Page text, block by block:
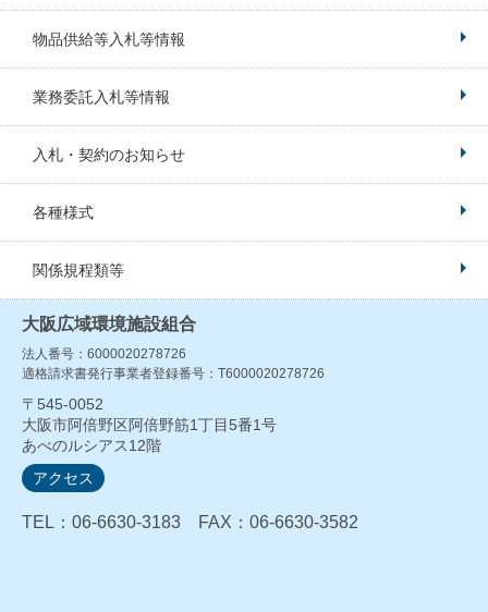
物品供給等入札等情報
業務委託入札等情報
入札・契約のお知らせ
各種様式
関係規程類等
大阪広域環境施設組合
法人番号：6000020278726
適格請求書発行事業者登録番号：T6000020278726
〒545-0052
大阪市阿倍野区阿倍野筋1丁目5番1号
あべのルシアス12階
アクセス
TEL：06-6630-3183 FAX：06-6630-3582